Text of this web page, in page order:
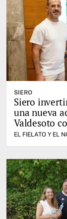
SIERO
Siero
una nueva
Valdesoto
EL FIELATO Y EL